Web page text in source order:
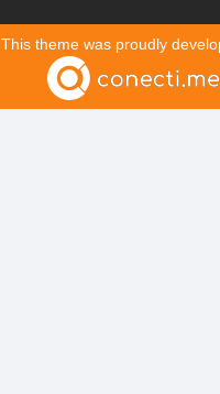
This theme was proudly